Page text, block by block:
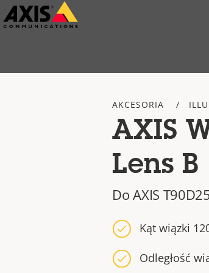
Przejdź
do
AKCESORIA
AXIS
Lens B
Do AXIS
Kąt wiązki
Odległość